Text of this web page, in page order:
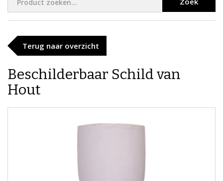
Terug naar overzicht
Beschilderbaar Schild van
Hout